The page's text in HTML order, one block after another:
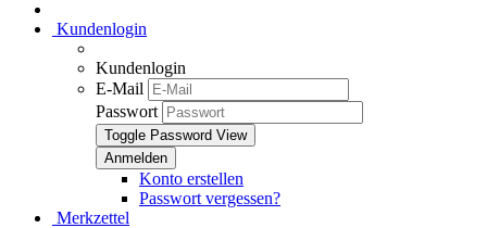
Kundenlogin
Kundenlogin
E-Mail
Passwort
Toggle Password View
Konto erstellen
Passwort vergessen?
Merkzettel